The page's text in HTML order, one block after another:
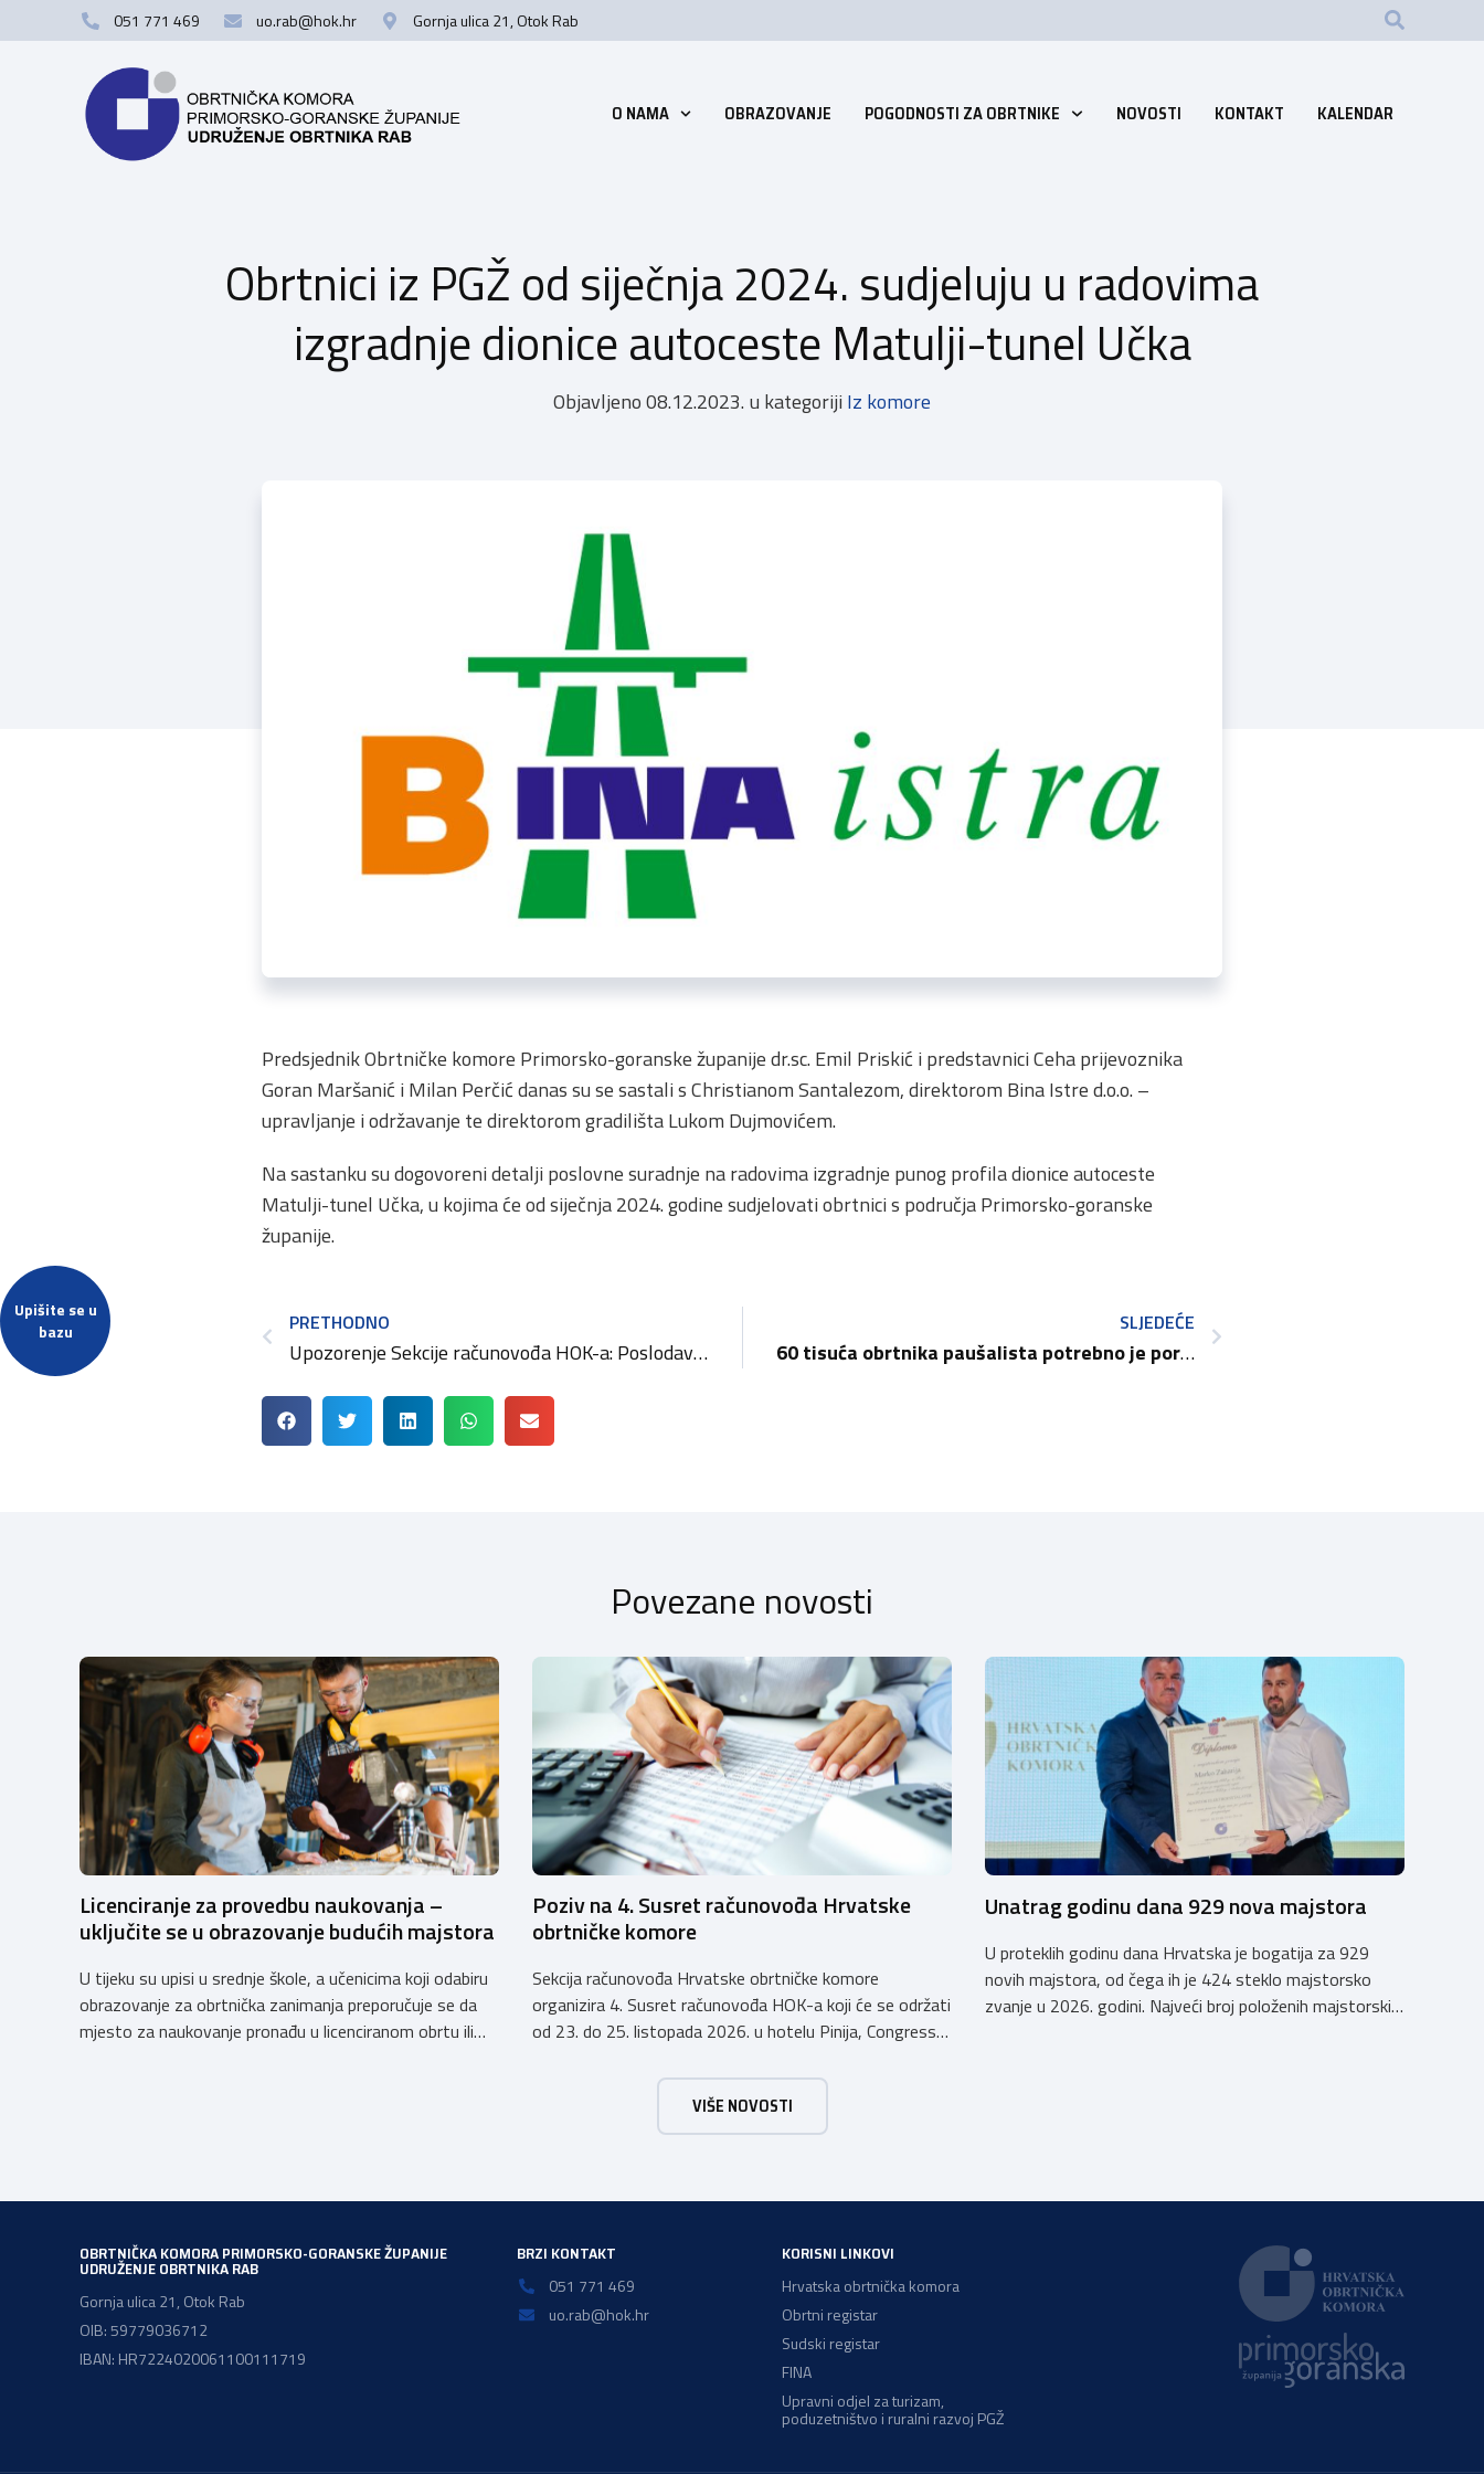
Upišite se u
bazu
051 771 469 uo.rab@hok.hr Gornja ulica 21, Otok Rab
O NAMA OBRAZOVANJE POGODNOSTI ZA OBRTNIKE NOVOSTI KONTAKT KALENDAR
Obrtnici iz PGŽ od siječnja 2024. sudjeluju u radovima
izgradnje dionice autoceste Matulji-tunel Učka
Objavljeno08.12.2023. u kategoriji Iz komore
Predsjednik Obrtničke komore Primorsko-goranske županije dr.sc. Emil Priskić i predstavnici Ceha prijevoznika
Goran Maršanić i Milan Perčić danas su se sastali s Christianom Santalezom, direktorom Bina Istre d.o.o. –
upravljanje i održavanje te direktorom gradilišta Lukom Dujmovićem.
Na sastanku su dogovoreni detalji poslovne suradnje na radovima izgradnje punog profila dionice autoceste
Matulji-tunel Učka, u kojima će od siječnja 2024. godine sudjelovati obrtnici s područja Primorsko-goranske
županije.
PRETHODNO
Upozorenje Sekcije računovođa HOK-a: Poslodavci, informirajte se o novim obavezama
SLJEDEĆE
60 tisuća obrtnika paušalista potrebno je porezno rasteretiti
Povezane novosti
Licenciranje za provedbu naukovanja –
uključite se u obrazovanje budućih majstora
U tijeku su upisi u srednje škole, a učenicima koji odabiru
obrazovanje za obrtnička zanimanja preporučuje se da
mjesto za naukovanje pronađu u licenciranom obrtu ili
Poziv na 4. Susret računovođa Hrvatske
obrtničke komore
Sekcija računovođa Hrvatske obrtničke komore
organizira 4. Susret računovođa HOK-a koji će se održati
od 23. do 25. listopada 2026. u hotelu Pinija, Congress
otvoren u petak, 23. listopada 2026. u
poslijepodnevnim, uz uvodno predavanje i pozdrav
domaćina. Tijekom subote, 24. listopada, održavat će se
Unatrag godinu dana 929 nova majstora
U proteklih godinu dana Hrvatska je bogatija za 929
novih majstora, od čega ih je 424 steklo majstorsko
zvanje u 2026. godini. Najveći broj položenih majstorskih
VIŠE NOVOSTI
OBRTNIČKA KOMORA PRIMORSKO-GORANSKE ŽUPANIJE
UDRUŽENJE OBRTNIKA RAB
Gornja ulica 21, Otok Rab
OIB: 59779036712
IBAN: HR7224020061100111719
BRZI KONTAKT
051 771 469
uo.rab@hok.hr
KORISNI LINKOVI
Hrvatska obrtnička komora
Obrtni registar
Sudski registar
FINA
Upravni odjel za turizam,
poduzetništvo i ruralni razvoj PGŽ